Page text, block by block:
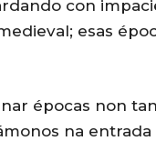
con
esas
épocas non
na